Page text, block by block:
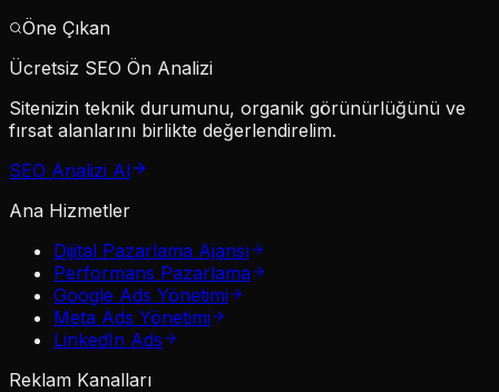
Öne Çıkan
Ücretsiz SEO Ön Analizi
Sitenizin teknik durumunu, organik görünürlüğünü ve
fırsat alanlarını birlikte değerlendirelim.
SEO Analizi Al
Ana Hizmetler
Dijital Pazarlama Ajansı
Performans Pazarlama
Google Ads Yönetimi
Meta Ads Yönetimi
LinkedIn Ads
Reklam Kanalları